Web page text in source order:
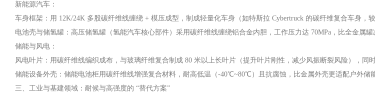
新能源汽车：
车身框架：用 12K/24K 多股碳纤维线缠绕 + 模压成型，制成轻量化车身（如特斯拉 Cybertruck 的碳纤维复合车身，
电池壳与储氢罐：高压储氢罐（氢能汽车核心部件）采用碳纤维线缠绕铝合金内胆，工作压力达 70MPa，比全金属罐
储能与风电：
风电叶片：用碳纤维线编织成布，与玻璃纤维复合制成 80 米以上长叶片（提升叶片刚性，减少风振断裂风险），同
储能设备外壳：储能电池柜用碳纤维线增强复合材料，耐高低温（-40℃~80℃）且抗腐蚀，比金属外壳更适配户外储
三、工业与基建领域：耐候与高强度的 “替代方案”